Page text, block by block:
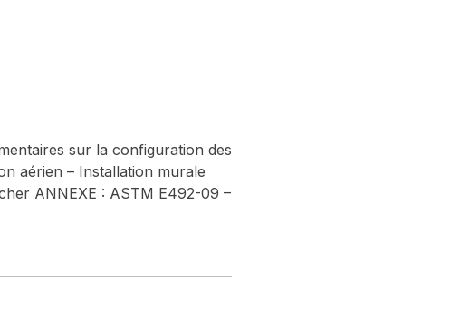
sur la configuration des
aérien – Installation murale
ANNEXE : ASTM E492-09 –